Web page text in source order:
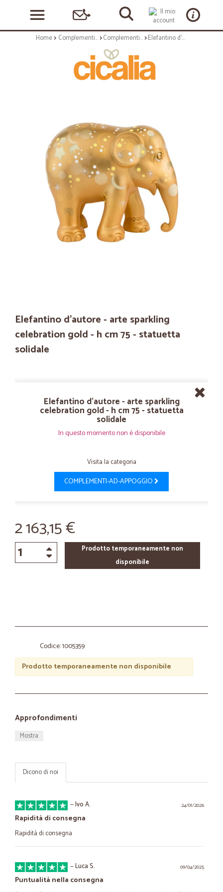
Home Complementi arredo Complementi ad appoggio Elefantino d'autore - arte sparkling celebration gold - h cm 75 - statuetta solidale
Elefantino d'autore - arte sparkling
celebration gold - h cm 75 - statuetta
solidale
Elefantino d'autore - arte sparkling
celebration gold - h cm 75 - statuetta
solidale
In questo momento non è disponibile
Visita la categoria
COMPLEMENTI-AD-APPOGGIO
2 163,15 €
Prodotto temporaneamente non
disponibile
Codice: 1005359
Prodotto temporaneamente non disponibile
Approfondimenti
Mostra
Dicono di noi
24/01/2026
—Ivo A.
Rapidità di consegna
Rapidità di consegna
09/04/2025
—Luca S.
Puntualità nella consegna